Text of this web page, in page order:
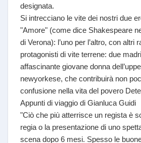
designata.
Si intrecciano le vite dei nostri due
"Amore" (come dice Shakespeare
di Verona): l’uno per l’altro, con altri
protagonisti di vite terrene: due
affascinante giovane donna
newyorkese, che contribuirà non
confusione nella vita del povero
Appunti di viaggio di Gianluca Guidi
"Ciò che più atterrisce un regista è
regia o la presentazione di uno
scena dopo 6 mesi. Spesso le